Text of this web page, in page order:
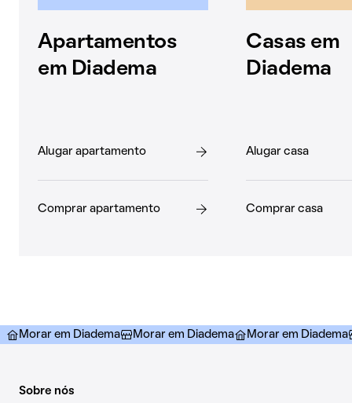
Apartamentos
em Diadema
Alugar apartamento
Comprar apartamento
Casas em
Diadema
Alugar casa
Comprar casa
Morar em Diadema Morar em Diadema Morar em Diadema
Sobre nós